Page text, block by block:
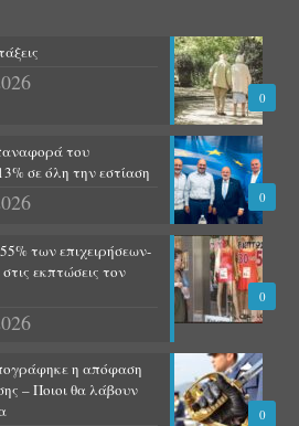
0
0
του
σε όλη την εστίαση
0
των επιχειρήσεων-
εκπτώσεις τον
0
η απόφαση
– Ποιοι θα λάβουν